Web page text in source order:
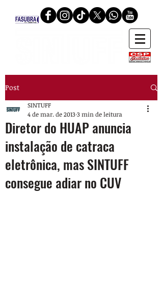
Post
Diretor do HUAP anuncia
instalação de catraca
eletrônica, mas SINTUFF
consegue adiar no CUV
SINTUFF
4 de mar. de 20133 min de leitura